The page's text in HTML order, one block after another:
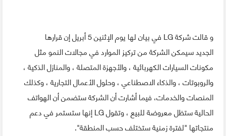
و قالت شركة LG في بيان لها يوم الإثنين 5 أبريل إن قرارها
الجديد سيمكن الشركة من تركيز الموارد في مجالات النمو مثل
مكونات السيارات الكهربائية ، والأجهزة المتصلة ، والمنازل الذكية ،
والروبوتات ، والذكاء الاصطناعي ، وحلول الأعمال التجارية ، وكذلك
المنصات والخدمات، فيما أشارت أن الشركة ستضمن أن الهواتف
الحالية ستظل معروضة للبيع ، وتقول LG إنها ستستمر في دعم
منتجاتها "لفترة زمنية ستختلف حسب المنطقة".